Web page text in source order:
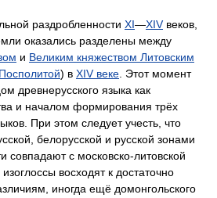
раздробленности XI—XIVвеков,
оказались разделены между
и Великим княжеством Литовским
) в XIV веке . Этот момент
древнерусского языка как
и началом формирования трёх
При этом следует учесть, что
белорусской и русской зонами
совпадают с московско-литовской
восходят к достаточно
иногда ещё домонгольского